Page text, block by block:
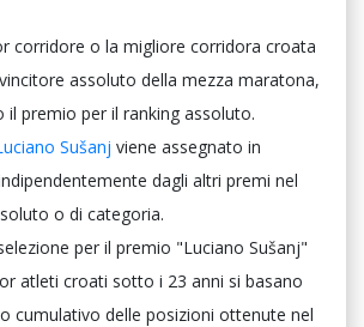
corridore o la migliore corridora croata
assoluto della mezza maratona,
il premio per il ranking assoluto.
Sušanj viene assegnato in
dagli altri premi nel
o di categoria.
per il premio "Luciano Sušanj"
atleti croati sotto i 23 anni si basano
cumulativo delle posizioni ottenute nel